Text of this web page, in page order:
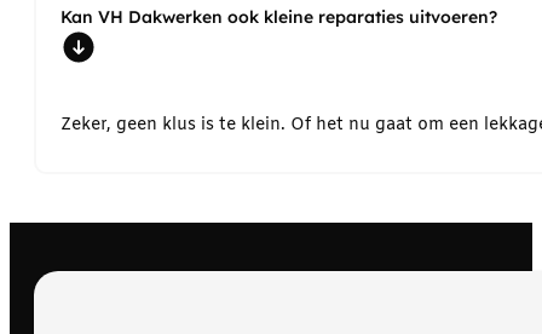
Kan VH Dakwerken ook kleine reparaties uitvoeren?
Zeker, geen klus is te klein. Of het nu gaat om een